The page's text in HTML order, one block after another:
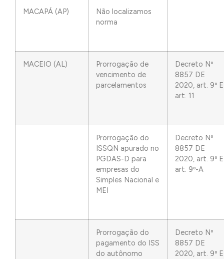
MACAPÁ (AP)
Não localizamos
norma
MACEIO (AL)
Prorrogação de
vencimento de
parcelamentos
Decreto Nº
8857 DE
2020, art. 9º E
art. 11
Prorrogação do
ISSQN apurado no
PGDAS-D para
empresas do
Simples Nacional e
MEI
Decreto Nº
8857 DE
2020, art. 9º E
art. 9º-A
Prorrogação do
pagamento do ISS
do autônomo
Decreto Nº
8857 DE
2020, art. 9º E